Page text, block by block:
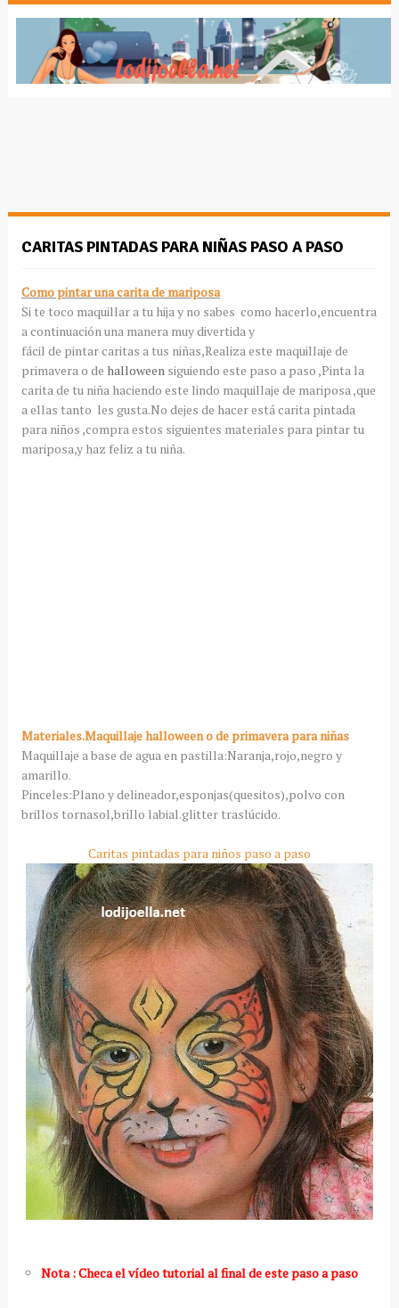
CARITAS PINTADAS PARA NIÑAS PASO A PASO
Como pintar una carita de mariposa
Si te toco maquillar a tu hija y no sabes como hacerlo,encuentra
a continuación una manera muy divertida y
fácil de pintar caritas a tus niñas,Realiza este maquillaje de
primavera o de halloween siguiendo este paso a paso ,Pinta la
carita de tu niña haciendo este lindo maquillaje de mariposa ,que
a ellas tanto les gusta.No dejes de hacer está carita pintada
para niños ,compra estos siguientes materiales para pintar tu
mariposa,y haz feliz a tu niña.
Materiales.Maquillaje halloween o de primavera para niñas
Maquillaje a base de agua en pastilla:Naranja,rojo,negro y
amarillo.
Pinceles:Plano y delineador,esponjas(quesitos),polvo con
brillos tornasol,brillo labial.glitter traslúcido.
Caritas pintadas para niños paso a paso
Nota : Checa el vídeo tutorial al final de este paso a paso